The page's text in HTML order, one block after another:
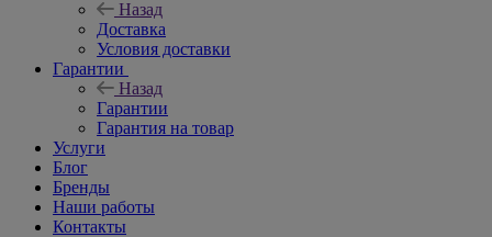
Назад
Доставка
Условия доставки
Гарантии
Назад
Гарантии
Гарантия на товар
Услуги
Блог
Бренды
Наши работы
Контакты